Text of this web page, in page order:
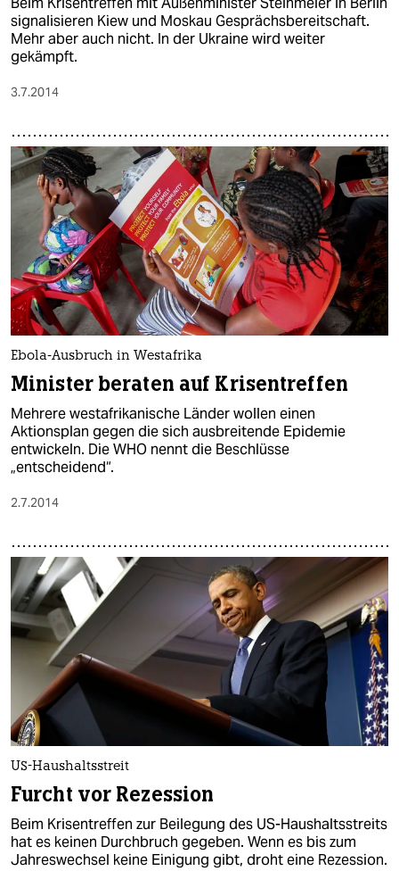
signalisieren Kiew und Moskau Gesprächsbereitschaft.
Mehr aber auch nicht. In der Ukraine wird weiter
gekämpft.
3.7.2014
Ebola-Ausbruch in Westafrika
Minister beraten auf Krisentreffen
Mehrere westafrikanische Länder wollen einen
Aktionsplan gegen die sich ausbreitende Epidemie
entwickeln. Die WHO nennt die Beschlüsse
„entscheidend“.
2.7.2014
US-Haushaltsstreit
Furcht vor Rezession
Beim Krisentreffen zur Beilegung des US-Haushaltsstreits
hat es keinen Durchbruch gegeben. Wenn es bis zum
Jahreswechsel keine Einigung gibt, droht eine Rezession.